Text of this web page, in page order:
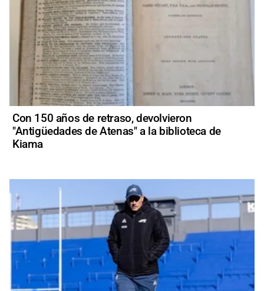
Con 150 años de retraso, devolvieron
"Antigüedades de Atenas" a la biblioteca de
Kiama